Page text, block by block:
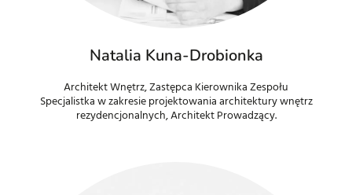
Natalia Kuna-Drobionka
Architekt Wnętrz, Zastępca Kierownika Zespołu
Specjalistka w zakresie projektowania architektury wnętrz
rezydencjonalnych, Architekt Prowadzący.